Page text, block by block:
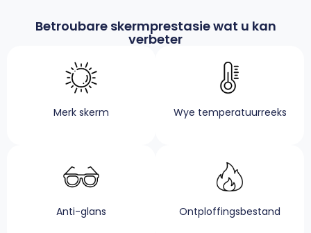
Betroubare skermprestasie wat u kan
verbeter
Merk skerm Wye temperatuurreeks
Anti-glans Ontploffingsbestand